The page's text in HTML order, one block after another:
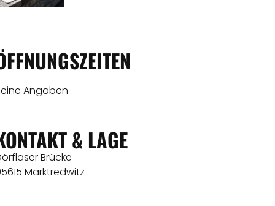
Angaben
& LAGE
Brücke
Marktredwitz